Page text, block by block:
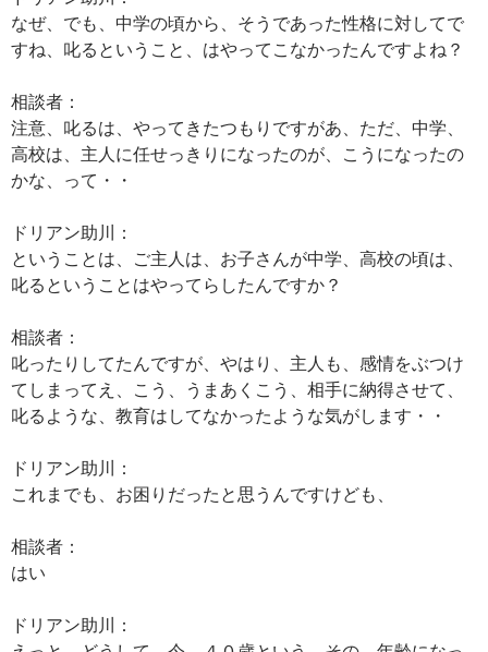
なぜ、でも、中学の頃から、そうであった性格に対してで
すね、叱るということ、はやってこなかったんですよね？
相談者：
注意、叱るは、やってきたつもりですがあ、ただ、中学、
高校は、主人に任せっきりになったのが、こうになったの
かな、って・・
ドリアン助川：
ということは、ご主人は、お子さんが中学、高校の頃は、
叱るということはやってらしたんですか？
相談者：
叱ったりしてたんですが、やはり、主人も、感情をぶつけ
てしまってえ、こう、うまあくこう、相手に納得させて、
叱るような、教育はしてなかったような気がします・・
ドリアン助川：
これまでも、お困りだったと思うんですけども、
相談者：
はい
ドリアン助川：